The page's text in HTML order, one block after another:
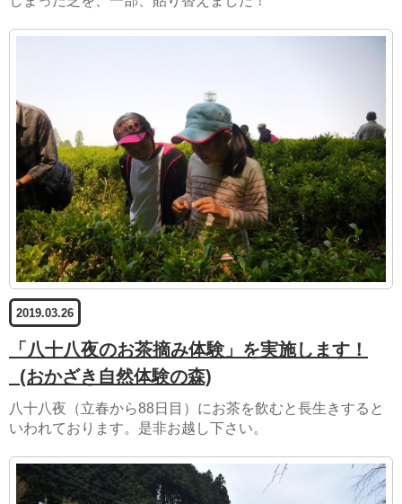
2019.03.26
「八十八夜のお茶摘み体験」を実施します！
(おかざき自然体験の森)
八十八夜（立春から88日目）にお茶を飲むと長生きすると
いわれております。是非お越し下さい。